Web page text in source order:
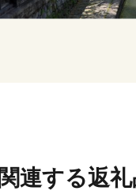
関連する返